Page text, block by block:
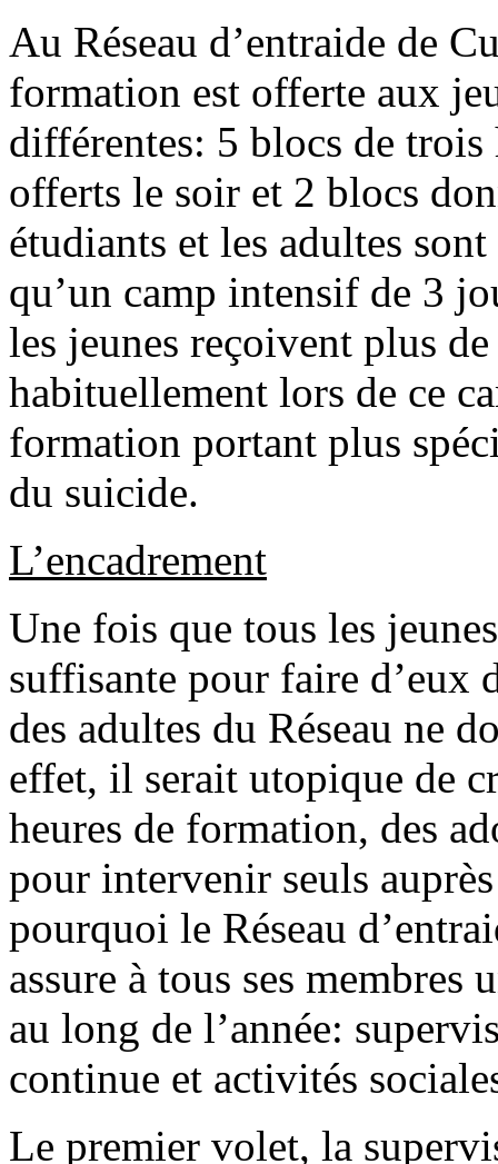
Au Réseau d’entraide de
formation est offerte aux
différentes: 5 blocs de trois
offerts le soir et 2 blocs
étudiants et les adultes
qu’un camp intensif de 3
les jeunes reçoivent plus
habituellement lors de ce
formation portant plus
du suicide.
L’encadrement
Une fois que tous les
suffisante pour faire d’eux
des adultes du Réseau ne
effet, il serait utopique de
heures de formation, des
pour intervenir seuls
pourquoi le Réseau
assure à tous ses
au long de l’année:
continue et activités
Le premier volet, la